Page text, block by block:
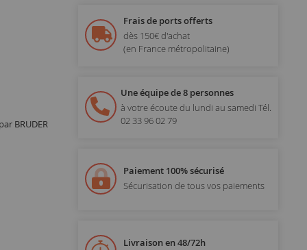
BRUDER
Frais de ports offerts
dès 150€ d'achat
(en France métropolitaine)
Une équipe de 8 personnes
à votre écoute du lundi au samedi Tél.
02 33 96 02 79
Paiement 100% sécurisé
Sécurisation de tous vos paiements
Livraison en 48/72h